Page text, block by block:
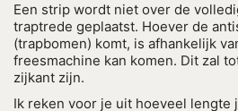
Een strip wordt niet over de
traptrede geplaatst. Hoever de
(trapbomen) komt, is afhankelijk
freesmachine kan komen. Dit zal
zijkant zijn.
Ik reken voor je uit hoeveel lengte